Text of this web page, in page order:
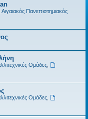
Αιγαιακός Πανεπιστημιακός
Ομάδες,
Ομάδες,